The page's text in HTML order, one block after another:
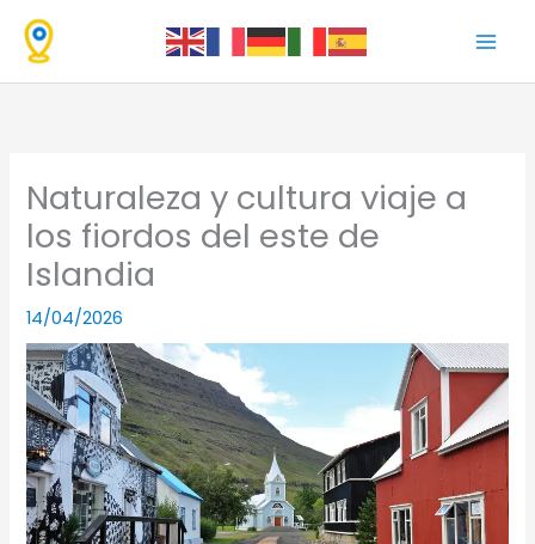
contenido
Naturaleza y cultura viaje a
los fiordos del este de
Islandia
14/04/2026